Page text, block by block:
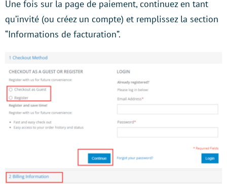
Une fois sur la page de paiement, continuez en tant
qu’invité (ou créez un compte) et remplissez la section
“Informations de facturation”.